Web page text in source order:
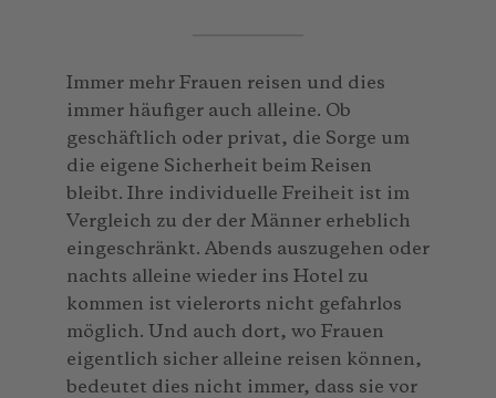
Immer mehr Frauen reisen und dies
immer häufiger auch alleine. Ob
geschäftlich oder privat, die Sorge um
die eigene Sicherheit beim Reisen
bleibt. Ihre individuelle Freiheit ist im
Vergleich zu der der Männer erheblich
eingeschränkt. Abends auszugehen oder
nachts alleine wieder ins Hotel zu
kommen ist vielerorts nicht gefahrlos
möglich. Und auch dort, wo Frauen
eigentlich sicher alleine reisen können,
bedeutet dies nicht immer, dass sie vor